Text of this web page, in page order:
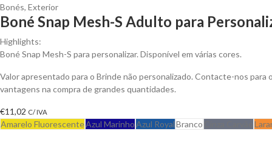
Bonés, Exterior
Boné Snap Mesh-S Adulto para
Highlights:
Boné Snap Mesh-S para personalizar. Disponível em várias cores.
Valor apresentado para o Brinde não personalizado. Contacte-nos para
vantagens na compra de grandes quantidades.
€11,02 C/ IVA
Amarelo FluorescenteAzul MarinhoAzul RoyalBranco